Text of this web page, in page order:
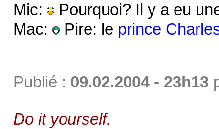
Mic:
Pourquoi? Il y a eu
Mac:
Pire: le prince
Publié : 09.02.2004 - 23h13
Do it yourself.